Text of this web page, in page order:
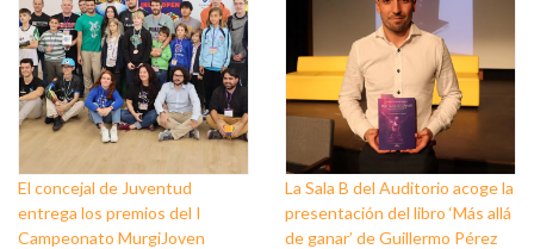
de Balerma
El concejal de Juventud
entrega los premios del I
Campeonato MurgiJoven
La Sala B del Auditorio acoge la
presentación del libro ‘Más allá
de ganar’ de Guillermo Pérez